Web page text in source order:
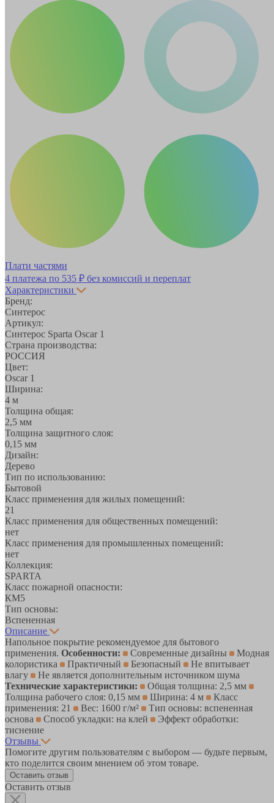
Плати частями
4 платежа по 535 ₽ без комиссий и переплат
Характеристики
Бренд:
Синтерос
Артикул:
Синтерос Sparta Oscar 1
Страна производства:
РОССИЯ
Цвет:
Oscar 1
Ширина:
4 м
Толщина общая:
2,5 мм
Толщина защитного слоя:
0,15 мм
Дизайн:
Дерево
Тип по использованию:
Бытовой
Класс применения для жилых помещений:
21
Класс применения для общественных помещений:
нет
Класс применения для промышленных помещений:
нет
Коллекция:
SPARTA
Класс пожарной опасности:
КМ5
Тип основы:
Вспененная
Описание
Напольное покрытие рекомендуемое для бытового
применения. Особенности: Современные дизайны
Модная
колористика
Практичный Безопасный
Не впитывает
влагу
Не является дополнительным источником шума
Технические характеристики:
Общая толщина: 2,5 мм
Толщина рабочего слоя: 0,15 мм
Ширина: 4 м
Класс
применения: 21
Вес: 1600 г/м²
Тип основы: вспененная
основа
Способ укладки: на клей
Эффект обработки:
тиснение
Отзывы
Помогите другим пользователям с выбором — будьте первым,
кто поделится своим мнением об этом товаре.
Оставить отзыв
Оставить отзыв